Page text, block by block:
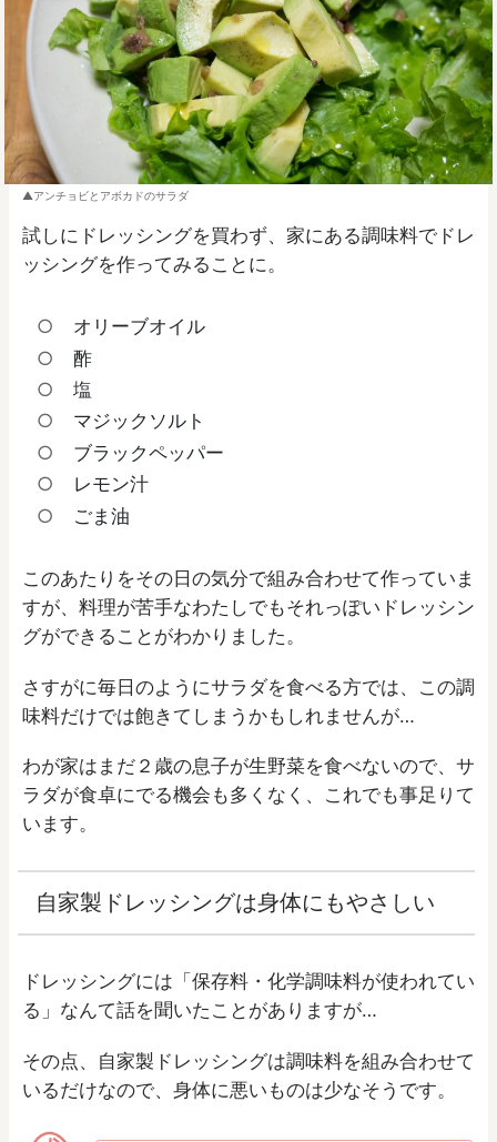
アンチョビとアボカドのサラダ
試しにドレッシングを買わず、家にある調味料でドレ
ッシングを作ってみることに。
オリーブオイル
酢
塩
マジックソルト
ブラックペッパー
レモン汁
ごま油
このあたりをその日の気分で組み合わせて作っていま
すが、料理が苦手なわたしでもそれっぽいドレッシン
グができることがわかりました。
さすがに毎日のようにサラダを食べる方では、この調
味料だけでは飽きてしまうかもしれませんが…
わが家はまだ２歳の息子が生野菜を食べないので、サ
ラダが食卓にでる機会も多くなく、これでも事足りて
います。
自家製ドレッシングは身体にもやさしい
ドレッシングには「保存料・化学調味料が使われてい
る」なんて話を聞いたことがありますが…
その点、自家製ドレッシングは調味料を組み合わせて
いるだけなので、身体に悪いものは少なそうです。